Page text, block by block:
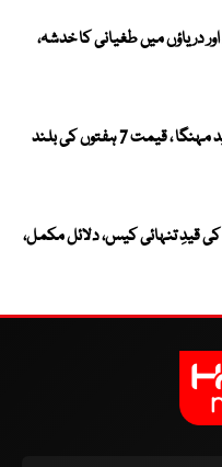
اور دریاؤں میں طغیانی کا خدشہ،
عالمی مارکیٹ میں سونا مزید مہنگا ، قیمت 7 ہفتوں کی بلند
کی قیدِ تنہائی کیس، دلائل مکمل،